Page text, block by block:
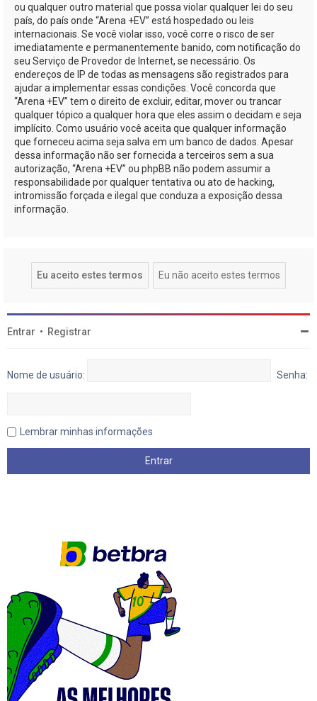
ou qualquer outro material que possa violar qualquer lei do seu
país, do país onde “Arena +EV” está hospedado ou leis
internacionais. Se você violar isso, você corre o risco de ser
imediatamente e permanentemente banido, com notificação do
seu Serviço de Provedor de Internet, se necessário. Os
endereços de IP de todas as mensagens são registrados para
ajudar a implementar essas condições. Você concorda que
“Arena +EV” tem o direito de excluir, editar, mover ou trancar
qualquer tópico a qualquer hora que eles assim o decidam e seja
implícito. Como usuário você aceita que qualquer informação
que forneceu acima seja salva em um banco de dados. Apesar
dessa informação não ser fornecida a terceiros sem a sua
autorização, “Arena +EV” ou phpBB não podem assumir a
responsabilidade por qualquer tentativa ou ato de hacking,
intromissão forçada e ilegal que conduza a exposição dessa
informação.
Entrar • Registrar
Nome de usuário: Senha:
Lembrar minhas informações